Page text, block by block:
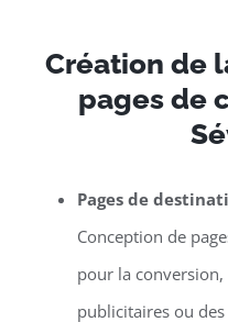
Création de
pages de
Pages de
Conception de
pour la
publicitaires ou